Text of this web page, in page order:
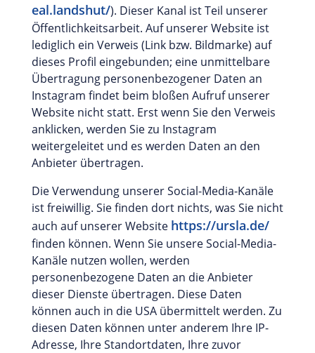
eal.landshut/). Dieser Kanal ist Teil unserer
Öffentlichkeitsarbeit. Auf unserer Website ist
lediglich ein Verweis (Link bzw. Bildmarke) auf
dieses Profil eingebunden; eine unmittelbare
Übertragung personenbezogener Daten an
Instagram findet beim bloßen Aufruf unserer
Website nicht statt. Erst wenn Sie den Verweis
anklicken, werden Sie zu Instagram
weitergeleitet und es werden Daten an den
Anbieter übertragen.
Die Verwendung unserer Social-Media-Kanäle
ist freiwillig. Sie finden dort nichts, was Sie nicht
auch auf unserer Website https://ursla.de/
finden können. Wenn Sie unsere Social-Media-
Kanäle nutzen wollen, werden
personenbezogene Daten an die Anbieter
dieser Dienste übertragen. Diese Daten
können auch in die USA übermittelt werden. Zu
diesen Daten können unter anderem Ihre IP-
Adresse, Ihre Standortdaten, Ihre zuvor